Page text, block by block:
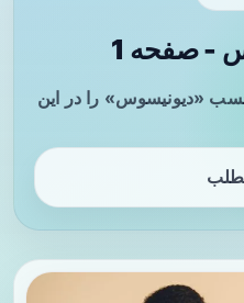
- صفحه 1
«دیونیسوس» را در این